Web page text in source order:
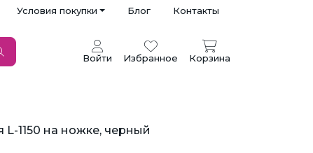
Условия покупки Блог Контакты
Войти Избранное Корзина
L-1150 на ножке, черный